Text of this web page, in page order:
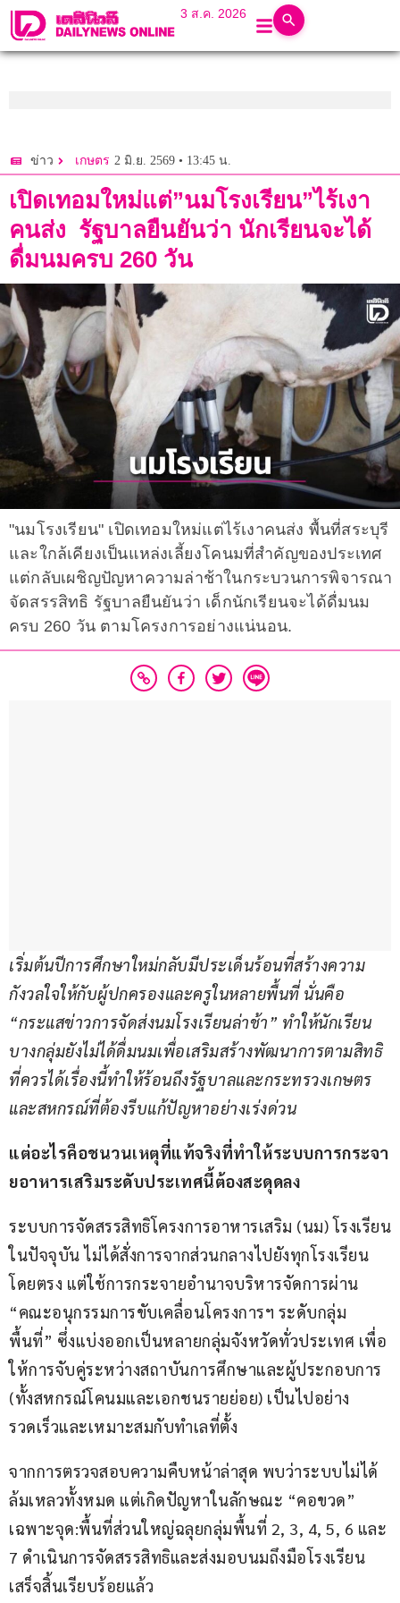
3 ส.ค. 2026
ข่าว เกษตร 2 มิ.ย. 2569 • 13:45 น.
เปิดเทอมใหม่แต่”นมโรงเรียน”ไร้เงา
คนส่ง รัฐบาลยืนยันว่า นักเรียนจะได้
ดื่มนมครบ 260 วัน
"นมโรงเรียน" เปิดเทอมใหม่แต่ไร้เงาคนส่ง พื้นที่สระบุรี
และใกล้เคียงเป็นแหล่งเลี้ยงโคนมที่สำคัญของประเทศ
แต่กลับเผชิญปัญหาความล่าช้าในกระบวนการพิจารณา
จัดสรรสิทธิ รัฐบาลยืนยันว่า เด็กนักเรียนจะได้ดื่มนม
ครบ 260 วัน ตามโครงการอย่างแน่นอน.
เริ่มต้นปีการศึกษาใหม่กลับมีประเด็นร้อนที่สร้างความ
กังวลใจให้กับผู้ปกครองและครูในหลายพื้นที่ นั่นคือ
“กระแสข่าวการจัดส่งนมโรงเรียนล่าช้า” ทำให้นักเรียน
บางกลุ่มยังไม่ได้ดื่มนมเพื่อเสริมสร้างพัฒนาการตามสิทธิ
ที่ควรได้เรื่องนี้ทำให้ร้อนถึงรัฐบาลและกระทรวงเกษตร
และสหกรณ์ที่ต้องรีบแก้ปัญหาอย่างเร่งด่วน
แต่อะไรคือชนวนเหตุที่แท้จริงที่ทำให้ระบบการกระจา
ยอาหารเสริมระดับประเทศนี้ต้องสะดุดลง
ระบบการจัดสรรสิทธิโครงการอาหารเสริม (นม) โรงเรียน
ในปัจจุบัน ไม่ได้สั่งการจากส่วนกลางไปยังทุกโรงเรียน
โดยตรง แต่ใช้การกระจายอำนาจบริหารจัดการผ่าน
“คณะอนุกรรมการขับเคลื่อนโครงการฯ ระดับกลุ่ม
พื้นที่” ซึ่งแบ่งออกเป็นหลายกลุ่มจังหวัดทั่วประเทศ เพื่อ
ให้การจับคู่ระหว่างสถาบันการศึกษาและผู้ประกอบการ
(ทั้งสหกรณ์โคนมและเอกชนรายย่อย) เป็นไปอย่าง
รวดเร็วและเหมาะสมกับทำเลที่ตั้ง
จากการตรวจสอบความคืบหน้าล่าสุด พบว่าระบบไม่ได้
ล้มเหลวทั้งหมด แต่เกิดปัญหาในลักษณะ “คอขวด”
เฉพาะจุด:พื้นที่ส่วนใหญ่ฉลุยกลุ่มพื้นที่ 2, 3, 4, 5, 6 และ
7 ดำเนินการจัดสรรสิทธิและส่งมอบนมถึงมือโรงเรียน
เสร็จสิ้นเรียบร้อยแล้ว